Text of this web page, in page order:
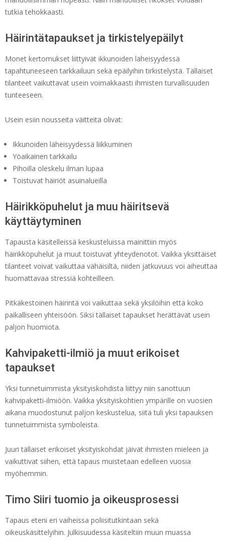
tutkia tehokkaasti.
Häirintätapaukset ja tirkistelyepäilyt
Monet kertomukset liittyivät ikkunoiden läheisyydessä
tapahtuneeseen tarkkailuun sekä epäilyihin tirkistelystä. Tällaiset
tilanteet vaikuttavat usein voimakkaasti ihmisten turvallisuuden
tunteeseen.
Usein esiin nousseita väitteitä olivat:
Ikkunoiden läheisyydessä liikkuminen
Yöaikainen tarkkailu
Pihoilla oleskelu ilman lupaa
Toistuvat häiriöt asuinalueilla
Häirikköpuhelut ja muu häiritsevä
käyttäytyminen
Tapausta käsitelleissä keskusteluissa mainittiin myös
häirikköpuhelut ja muut toistuvat yhteydenotot. Vaikka yksittäiset
tilanteet voivat vaikuttaa vähäisiltä, niiden jatkuvuus voi aiheuttaa
huomattavaa stressiä kohteilleen.
Pitkäkestoinen häirintä voi vaikuttaa sekä yksilöihin että koko
paikalliseen yhteisöön. Siksi tällaiset tapaukset herättävät usein
paljon huomiota.
Kahvipaketti-ilmiö ja muut erikoiset
tapaukset
Yksi tunnetuimmista yksityiskohdista liittyy niin sanottuun
kahvipaketti-ilmiöön. Vaikka yksityiskohtien ympärille on vuosien
aikana muodostunut paljon keskustelua, siitä tuli yksi tapauksen
tunnetuimmista symboleista.
Juuri tällaiset erikoiset yksityiskohdat jäivät ihmisten mieleen ja
vaikuttivat siihen, että tapaus muistetaan edelleen vuosia
myöhemmin.
Timo Siiri tuomio ja oikeusprosessi
Tapaus eteni eri vaiheissa poliisitutkintaan sekä
oikeuskäsittelyihin. Julkisuudessa käsiteltiin muun muassa